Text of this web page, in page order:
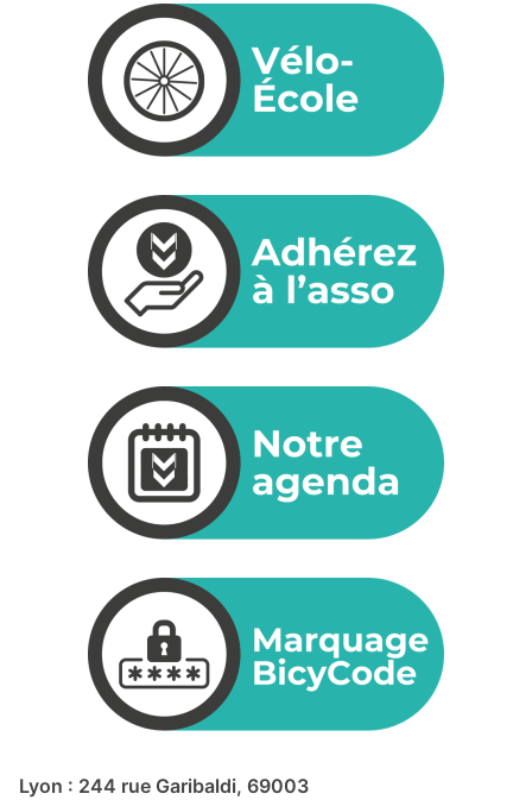
Lyon : 244 rue Garibaldi, 69003